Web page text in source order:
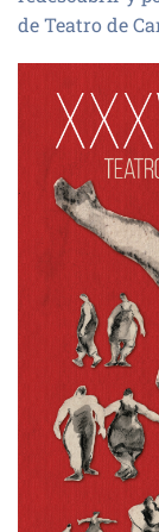
de Teatro de